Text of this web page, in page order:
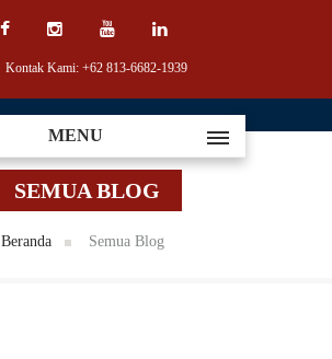
Kontak Kami: +62 813-6682-1939
MENU
SEMUA BLOG
Beranda Semua Blog